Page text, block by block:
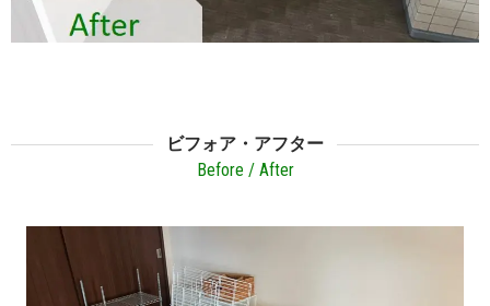
ビフォア・アフター
Before / After